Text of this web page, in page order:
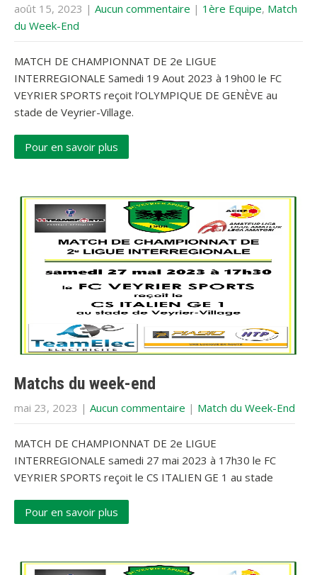
août 15, 2023 | Aucun commentaire | 1ère Equipe, Match
du Week-End
MATCH DE CHAMPIONNAT DE 2e LIGUE
INTERREGIONALE Samedi 19 Aout 2023 à 19h00 le FC
VEYRIER SPORTS reçoit l’OLYMPIQUE DE GENÈVE au
stade de Veyrier-Village.
Pour en savoir plus
Matchs du week-end
mai 23, 2023 | Aucun commentaire | Match du Week-End
MATCH DE CHAMPIONNAT DE 2e LIGUE
INTERREGIONALE samedi 27 mai 2023 à 17h30 le FC
VEYRIER SPORTS reçoit le CS ITALIEN GE 1 au stade
Pour en savoir plus